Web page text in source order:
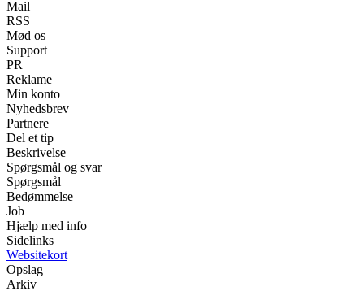
Mail
RSS
Mød os
Support
PR
Reklame
Min konto
Nyhedsbrev
Partnere
Del et tip
Beskrivelse
Spørgsmål og svar
Spørgsmål
Bedømmelse
Job
Hjælp med info
Sidelinks
Websitekort
Opslag
Arkiv